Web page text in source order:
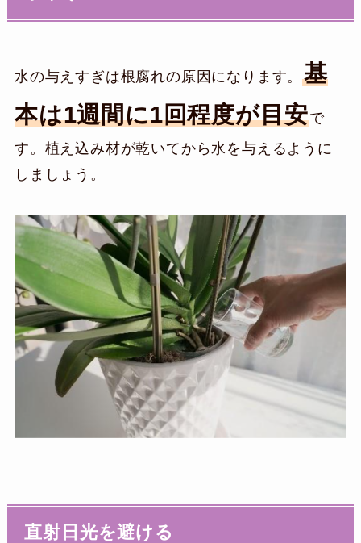
水の与えすぎは根腐れの原因になります。基
本は1週間に1回程度が目安で
す。植え込み材が乾いてから水を与えるように
しましょう。
直射日光を避ける